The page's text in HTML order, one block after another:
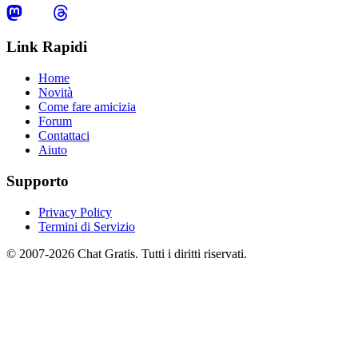
Link Rapidi
Home
Novità
Come fare amicizia
Forum
Contattaci
Aiuto
Supporto
Privacy Policy
Termini di Servizio
© 2007-2026 Chat Gratis. Tutti i diritti riservati.